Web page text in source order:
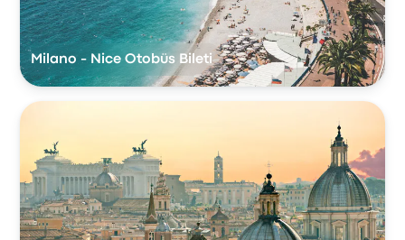
Milano - Nice Otobüs Bileti